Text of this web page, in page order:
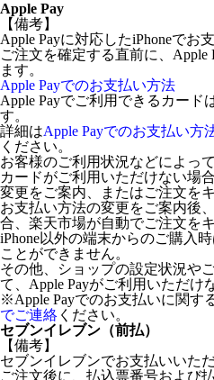
Apple Pay
【備考】
Apple Payに対応したiPhoneでお
ご注文を確定する直前に、Apple
ます。
Apple Payでのお支払い方法
Apple Payでご利用できるカード
す。
詳細はApple Payでのお支払い方
ください。
お客様のご利用状況などによっ
カードがご利用いただけない場
変更をご案内、またはご注文を
お支払い方法の変更をご案内後
合、楽天市場が自動でご注文を
iPhone以外の端末からのご購入
ことができません。
その他、ショップの設定状況や
て、Apple Payがご利用いただけ
※Apple Payでのお支払いに関す
でご連絡 ください。
セブンイレブン（前払）
【備考】
セブンイレブンでお支払いいただ
ご注文後に、払込票番号および